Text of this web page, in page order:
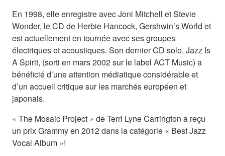
En 1998, elle enregistre avec Joni Mitchell et Stevie
Wonder, le CD de Herbie Hancock, Gershwin’s World et
est actuellement en tournée avec ses groupes
électriques et acoustiques. Son dernier CD solo, Jazz Is
A Spirit, (sorti en mars 2002 sur le label ACT Music) a
bénéficié d’une attention médiatique considérable et
d’un accueil critique sur les marchés européen et
japonais.
« The Mosaic Project » de Terri Lyne Carrington a reçu
un prix Grammy en 2012 dans la catégorie « Best Jazz
Vocal Album »!